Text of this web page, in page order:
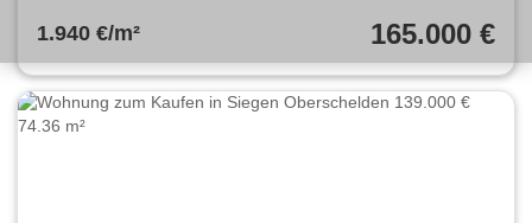
1.940 €/m² 165.000 €